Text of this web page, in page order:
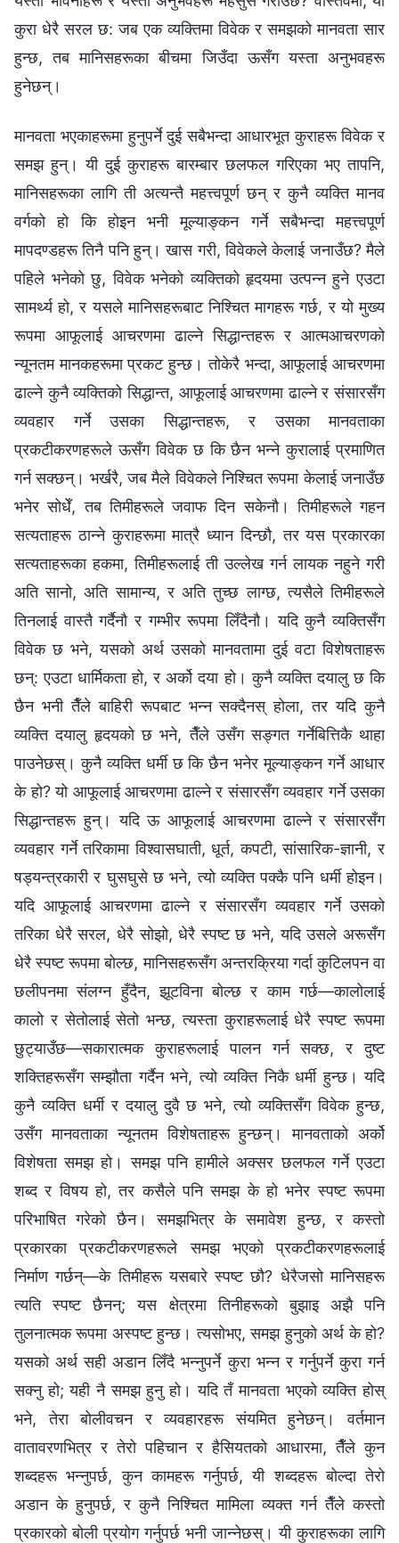
मानवता भएकाहरूमा हुनुपर्ने दुई सबैभन्दा आधारभूत कुराहरू विवेक र
समझ हुन्। यी दुई कुराहरू बारम्बार छलफल गरिएका भए तापनि,
मानिसहरूका लागि ती अत्यन्तै महत्त्वपूर्ण छन् र कुनै व्यक्ति मानव
वर्गको हो कि होइन भनी मूल्याङ्कन गर्ने सबैभन्दा महत्त्वपूर्ण
मापदण्डहरू तिनै पनि हुन्। खास गरी, विवेकले केलाई जनाउँछ? मैले
पहिले भनेको छु, विवेक भनेको व्यक्तिको हृदयमा उत्पन्न हुने एउटा
सामर्थ्य हो, र यसले मानिसहरूबाट निश्चित मागहरू गर्छ, र यो मुख्य
रूपमा आफूलाई आचरणमा ढाल्ने सिद्धान्तहरू र आत्मआचरणको
न्यूनतम मानकहरूमा प्रकट हुन्छ। तोकेरै भन्दा, आफूलाई आचरणमा
ढाल्ने कुनै व्यक्तिको सिद्धान्त, आफूलाई आचरणमा ढाल्ने र संसारसँग
व्यवहार गर्ने उसका सिद्धान्तहरू, र उसका मानवताका
प्रकटीकरणहरूले ऊसँग विवेक छ कि छैन भन्‍ने कुरालाई प्रमाणित
गर्न सक्छन्। भर्खरै, जब मैले विवेकले निश्‍चित रूपमा केलाई जनाउँछ
भनेर सोधेँ, तब तिमीहरूले जवाफ दिन सकेनौ। तिमीहरूले गहन
सत्यताहरू ठान्ने कुराहरूमा मात्रै ध्यान दिन्छौ, तर यस प्रकारका
सत्यताहरूका हकमा, तिमीहरूलाई ती उल्लेख गर्न लायक नहुने गरी
अति सानो, अति सामान्य, र अति तुच्छ लाग्छ, त्यसैले तिमीहरूले
तिनलाई वास्तै गर्दैनौ र गम्भीर रूपमा लिँदैनौ। यदि कुनै व्यक्तिसँग
विवेक छ भने, यसको अर्थ उसको मानवतामा दुई वटा विशेषताहरू
छन्: एउटा धार्मिकता हो, र अर्को दया हो। कुनै व्यक्ति दयालु छ कि
छैन भनी तैँले बाहिरी रूपबाट भन्न सक्दैनस् होला, तर यदि कुनै
व्यक्ति दयालु हृदयको छ भने, तैँले उसँग सङ्गत गर्नेबित्तिकै थाहा
पाउनेछस्। कुनै व्यक्ति धर्मी छ कि छैन भनेर मूल्याङ्कन गर्ने आधार
के हो? यो आफूलाई आचरणमा ढाल्ने र संसारसँग व्यवहार गर्ने उसका
सिद्धान्तहरू हुन्। यदि ऊ आफूलाई आचरणमा ढाल्ने र संसारसँग
व्यवहार गर्ने तरिकामा विश्वासघाती, धूर्त, कपटी, सांसारिक-ज्ञानी, र
षड्यन्त्रकारी र घुसघुसे छ भने, त्यो व्यक्ति पक्कै पनि धर्मी होइन।
यदि आफूलाई आचरणमा ढाल्ने र संसारसँग व्यवहार गर्ने उसको
तरिका धेरै सरल, धेरै सोझो, धेरै स्पष्ट छ भने, यदि उसले अरूसँग
धेरै स्पष्ट रूपमा बोल्छ, मानिसहरूसँग अन्तरक्रिया गर्दा कुटिलपन वा
छलीपनमा संलग्न हुँदैन, झूटविना बोल्छ र काम गर्छ—कालोलाई
कालो र सेतोलाई सेतो भन्छ, त्यस्ता कुराहरूलाई धेरै स्पष्ट रूपमा
छुट्याउँछ—सकारात्मक कुराहरूलाई पालन गर्न सक्छ, र दुष्ट
शक्तिहरूसँग सम्झौता गर्दैन भने, त्यो व्यक्ति निकै धर्मी हुन्छ। यदि
कुनै व्यक्ति धर्मी र दयालु दुवै छ भने, त्यो व्यक्तिसँग विवेक हुन्छ,
उसँग मानवताका न्यूनतम विशेषताहरू हुन्छन्। मानवताको अर्को
विशेषता समझ हो। समझ पनि हामीले अक्सर छलफल गर्ने एउटा
शब्द र विषय हो, तर कसैले पनि समझ के हो भनेर स्पष्ट रूपमा
परिभाषित गरेको छैन। समझभित्र के समावेश हुन्छ, र कस्तो
प्रकारका प्रकटीकरणहरूले समझ भएको प्रकटीकरणहरूलाई
निर्माण गर्छन्—के तिमीहरू यसबारे स्पष्ट छौ? धेरैजसो मानिसहरू
त्यति स्पष्ट छैनन्; यस क्षेत्रमा तिनीहरूको बुझाइ अझै पनि
तुलनात्मक रूपमा अस्पष्ट हुन्छ। त्यसोभए, समझ हुनुको अर्थ के हो?
यसको अर्थ सही अडान लिँदै भन्नुपर्ने कुरा भन्न र गर्नुपर्ने कुरा गर्न
सक्नु हो; यही नै समझ हुनु हो। यदि तँ मानवता भएको व्यक्ति होस्
भने, तेरा बोलीवचन र व्यवहारहरू संयमित हुनेछन्। वर्तमान
वातावरणभित्र र तेरो पहिचान र हैसियतको आधारमा, तैँले कुन
शब्दहरू भन्नुपर्छ, कुन कामहरू गर्नुपर्छ, यी शब्दहरू बोल्दा तेरो
अडान के हुनुपर्छ, र कुनै निश्चित मामिला व्यक्त गर्न तैँले कस्तो
प्रकारको बोली प्रयोग गर्नुपर्छ भनी जान्नेछस्। यी कुराहरूका लागि